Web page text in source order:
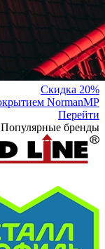
Скидка 20%
NormanMP
Перейти
Популярные бренды